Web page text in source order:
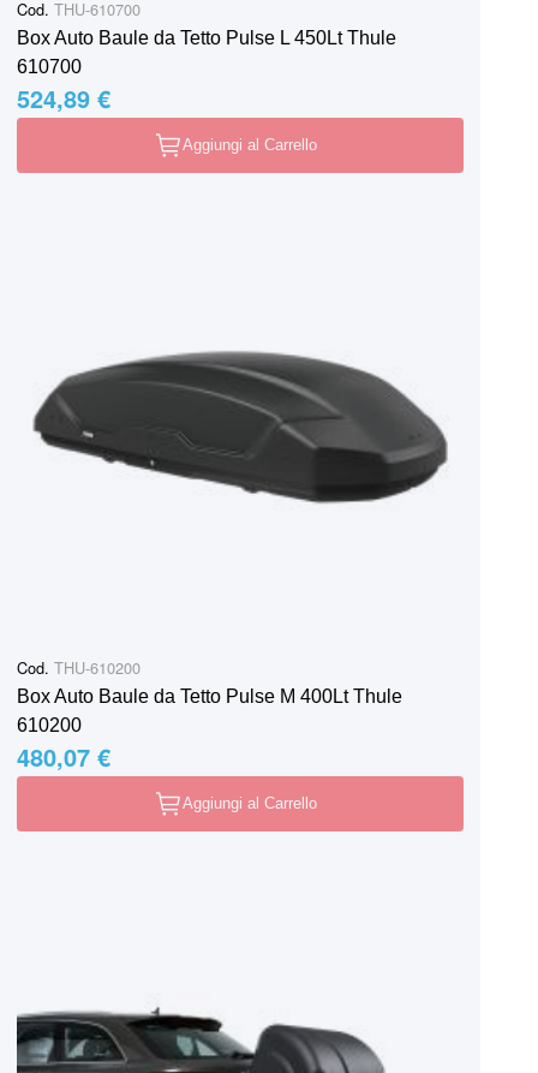
Cod. THU-610700
Box Auto Baule da Tetto Pulse L 450Lt Thule
610700
524,89 €
Aggiungi al Carrello
Cod. THU-610200
Box Auto Baule da Tetto Pulse M 400Lt Thule
610200
480,07 €
Aggiungi al Carrello